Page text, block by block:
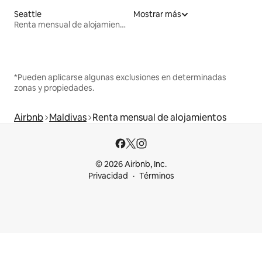
Seattle
Renta mensual de alojamientos
Mostrar más
*Pueden aplicarse algunas exclusiones en determinadas
zonas y propiedades.
Airbnb Maldivas Renta mensual de alojamientos
© 2026 Airbnb, Inc.
Privacidad
Términos